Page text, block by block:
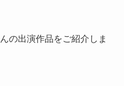
の出演作品をご紹介しま